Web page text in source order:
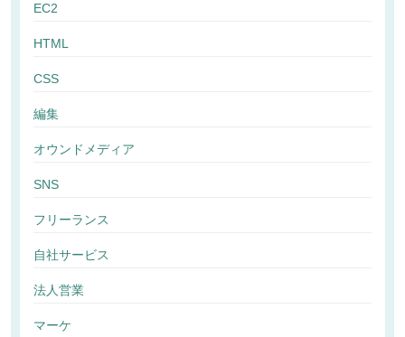
EC2
HTML
CSS
編集
オウンドメディア
SNS
フリーランス
自社サービス
法人営業
マーケ